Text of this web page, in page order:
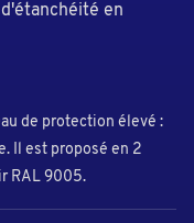
en
de protection élevé :
Il est proposé en 2
RAL 9005.